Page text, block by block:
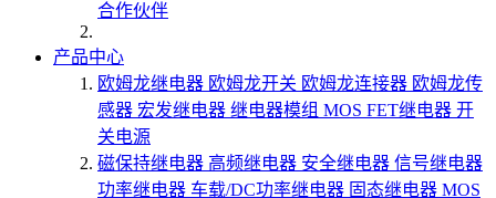
合作伙伴
产品中心
欧姆龙继电器 欧姆龙开关 欧姆龙连接器 欧姆龙传
感器 宏发继电器 继电器模组 MOS FET继电器 开
关电源
磁保持继电器 高频继电器 安全继电器 信号继电器
功率继电器 车载/DC功率继电器 固态继电器 MOS